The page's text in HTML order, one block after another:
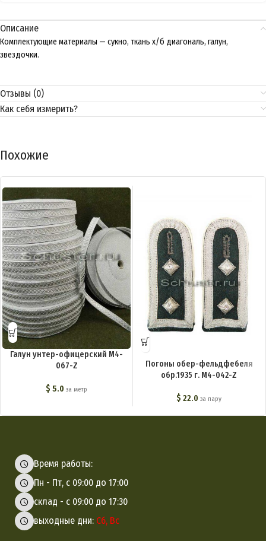
Описание
Комплектующие материалы — сукно, ткань х/б диагональ, галун,
звездочки.
Отзывы (0)
Как себя измерить?
Похожие
Галун унтер-офицерский M4-
067-Z
$ 5.0 за метр
Погоны обер-фельдфебеля
обр.1935 г. M4-042-Z
$ 22.0 за пару
Время работы:
Пн - Пт, с 09:00 до 17:00
склад - с 09:00 до 17:30
выходные дни: Сб, Вс